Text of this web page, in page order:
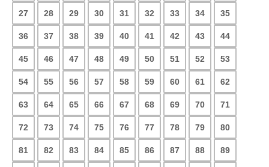
27 28 29 30 31 32 33 34 35
36 37 38 39 40 41 42 43 44
45 46 47 48 49 50 51 52 53
54 55 56 57 58 59 60 61 62
63 64 65 66 67 68 69 70 71
72 73 74 75 76 77 78 79 80
81 82 83 84 85 86 87 88 89